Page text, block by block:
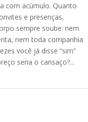
com acúmulo. Quanto
e presenças,
sempre soube: nem
nem toda companhia
você já disse “sim”
seria o cansaço?...